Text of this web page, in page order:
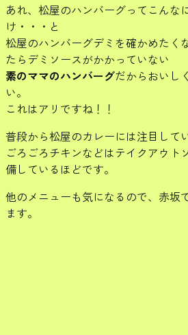
あれ、松屋のハンバーグってこんな
け・・・と
松屋のハンバーグデミを確かめたく
たらデミソースがかかっていない
素のママのハンバーグだからおいし
い。
これはアリですね！！
普段から松屋のカレーには注目して
ごろごろチキンなどはテイクアウト
備しているほどです。
他のメニューも気になるので、赤坂
ます。